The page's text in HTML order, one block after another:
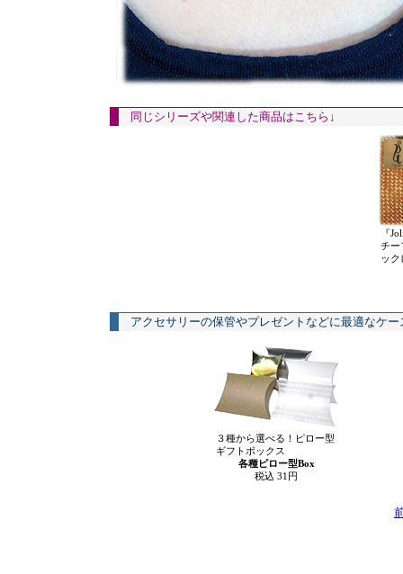
同じシリーズや関連した商品はこちら↓
『
チー
ック
アクセサリーの保管やプレゼントなどに最適なケ
３種から選べる！ピロー型
ギフトボックス
各種ピロー型Box
税込 31円